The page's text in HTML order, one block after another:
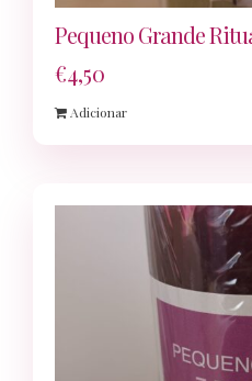
Pequeno Grande
€4,50
Adicionar